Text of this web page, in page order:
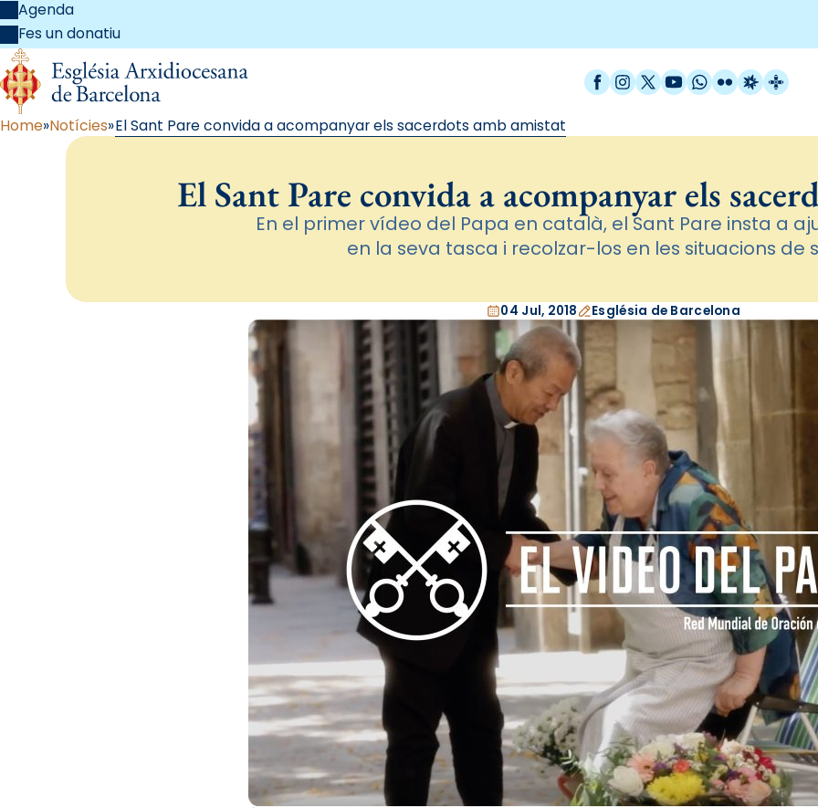
Agenda
Fes un donatiu
Facebook
Instagram
X / Twitter
YouTube
WhatsApp
FlickrRadio
Home Notícies El Sant Pare convida a acompanyar els sacerdots amb amistat
El Sant Pare convida a acompanyar els
En el primer vídeo del Papa en català, el Sant Pare insta a
en la seva tasca i recolzar-los en les situacions de
04 Jul, 2018 Església de Barcelona